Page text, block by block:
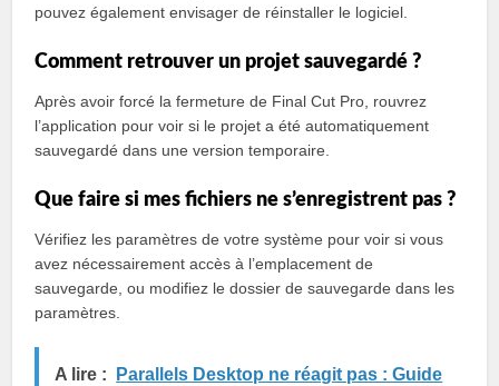
pouvez également envisager de réinstaller le logiciel.
Comment retrouver un projet sauvegardé ?
Après avoir forcé la fermeture de Final Cut Pro, rouvrez
l’application pour voir si le projet a été automatiquement
sauvegardé dans une version temporaire.
Que faire si mes fichiers ne s’enregistrent pas ?
Vérifiez les paramètres de votre système pour voir si vous
avez nécessairement accès à l’emplacement de
sauvegarde, ou modifiez le dossier de sauvegarde dans les
paramètres.
A lire :
Parallels Desktop ne réagit pas : Guide